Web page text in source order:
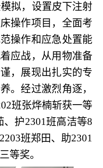
拟，设置皮下注射
操作项目，全面考
操作和应急处置能
应战，从用物准备
，展现出扎实的专
。经过激烈角逐，
班张烨楠斩获一等
、护2301班高洁等8
班郑田、助2301
等奖。